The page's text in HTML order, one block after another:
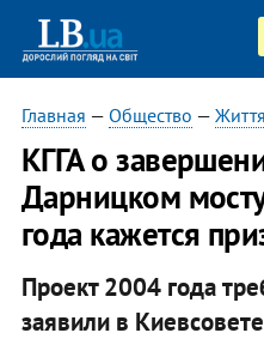
Главная — Общество — Життя
КГГА о
Дарницком
года кажется
Проект 2004 года
заявили в